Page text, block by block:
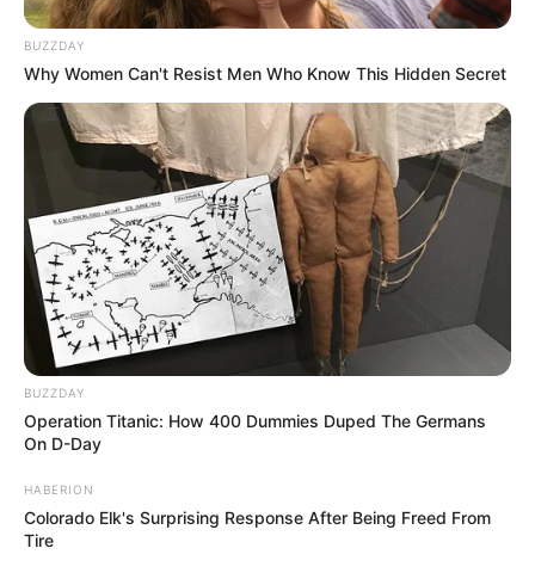
BUZZDAY
Why Women Can't Resist Men Who Know This Hidden Secret
BUZZDAY
Operation Titanic: How 400 Dummies Duped The Germans
On D-Day
HABERION
Colorado Elk's Surprising Response After Being Freed From
Tire